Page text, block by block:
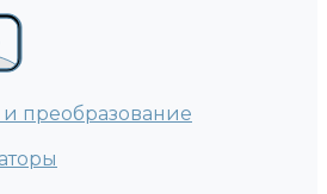
преобразование